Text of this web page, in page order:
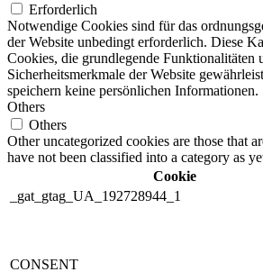
Erforderlich
Notwendige Cookies sind für das
der Website unbedingt erforderlich. Diese
Cookies, die grundlegende Funktionalitäten
Sicherheitsmerkmale der Website
speichern keine persönlichen Informationen.
Others
Others
Other uncategorized cookies are those that
have not been classified into a category as
Cookie
_gat_gtag_UA_192728944_1
CONSENT